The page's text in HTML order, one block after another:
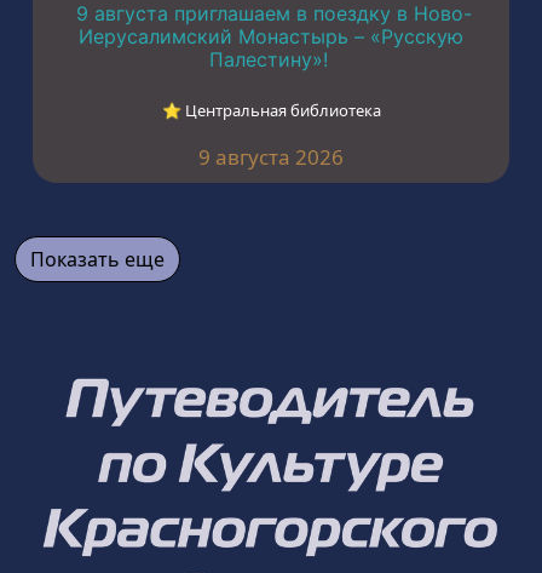
9 августа приглашаем в поездку в Ново-
Иерусалимский Монастырь – «Русскую
Палестину»!
⭐︎ Центральная библиотека
9 августа 2026
Показать еще